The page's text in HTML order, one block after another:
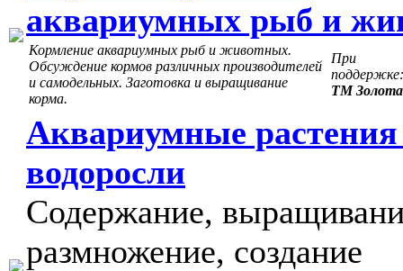
аквариумных рыб и
Кормление аквариумных рыб и животных.
Обсуждение кормов различных производителей
и самодельных. Заготовка и выращивание
корма.
При
поддержке:
ТМ
Аквариумные
водоросли
Содержание,
размножение, создание